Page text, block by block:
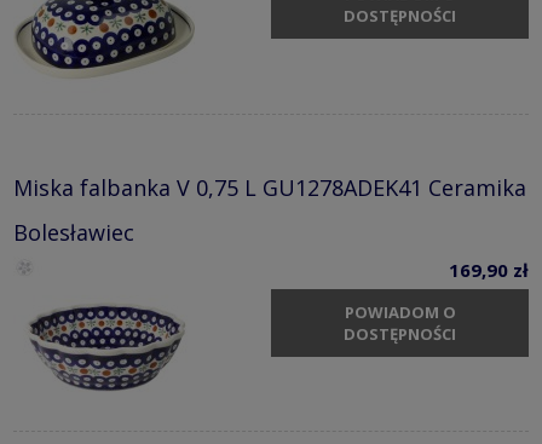
DOSTĘPNOŚCI
Miska falbanka V 0,75 L GU1278ADEK41 Ceramika
Bolesławiec
169,90 zł
POWIADOM O
DOSTĘPNOŚCI